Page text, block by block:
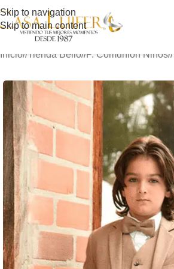
Skip to navigation
Skip to main content
Inicio/ Tienda Bello/ P. Comunión Niños/